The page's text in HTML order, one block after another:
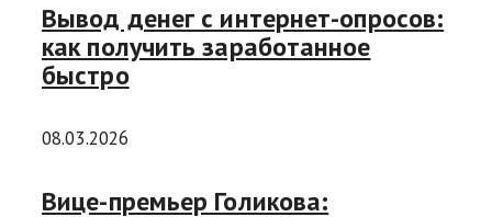
Вывод денег с интернет-опросов:
как получить заработанное
быстро
08.03.2026
Вице-премьер Голикова: